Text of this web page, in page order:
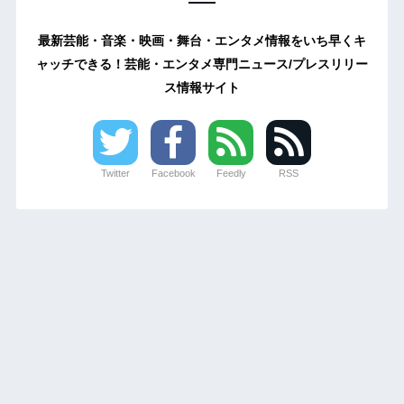
最新芸能・音楽・映画・舞台・エンタメ情報をいち早くキ
ャッチできる！芸能・エンタメ専門ニュース/プレスリリー
ス情報サイト
Twitter Facebook Feedly RSS